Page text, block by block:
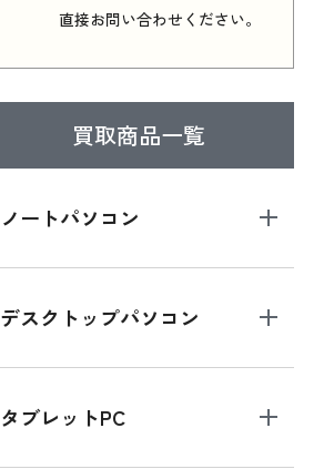
直接お問い合わせください。
買取商品一覧
ノートパソコン
デスクトップパソコン
タブレットPC